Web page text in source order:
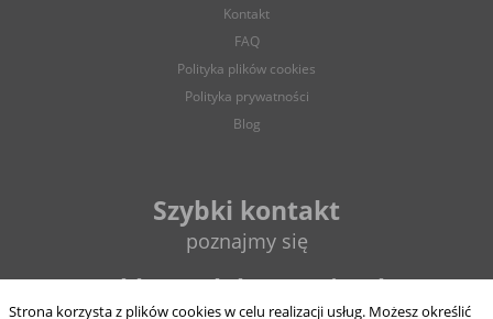
Strona korzysta z plików cookies w celu realizacji usług. Możesz określić
Ograniczenie stosowania plików „cookies”, może wpłynąć
Kontakt
FAQ
Polityka plików cookies
Polityka prywatności
Blog
Szybki kontakt
poznajmy się
sklep@elektrycznie.pl